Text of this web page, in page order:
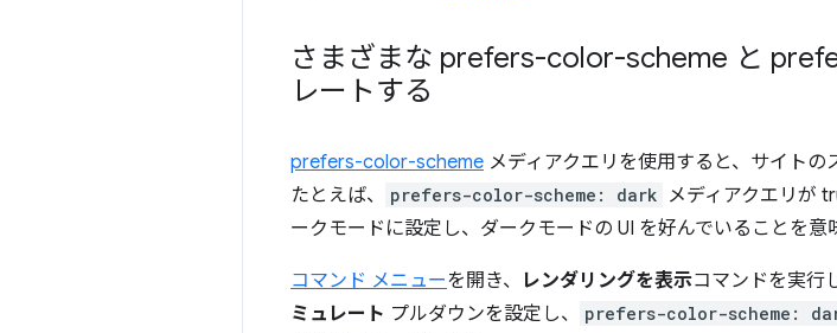
さまざまな prefers-color-scheme と
レートする
prefers-color-scheme メディアクエリを使用すると、サイトの
たとえば、
prefers-color-scheme: dark メディアクエリが
ークモードに設定し、ダークモードの UI を好んでいることを意
コマンド メニューを開き、 レンダリングを表示コマンドを実行
ミュレート プルダウンを設定し、 prefers-color-scheme: